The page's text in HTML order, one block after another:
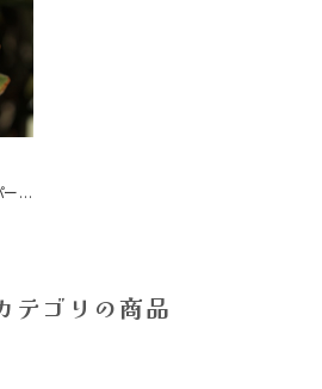
ム
テゴリの商品